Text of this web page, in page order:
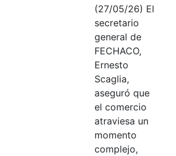
(27/05/26) El
secretario
general de
FECHACO,
Ernesto
Scaglia,
aseguró que
el comercio
atraviesa un
momento
complejo,